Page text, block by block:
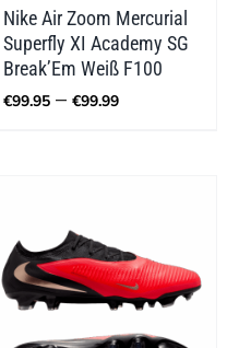
Nike Air Zoom Mercurial
Superfly XI Academy SG
Break’Em Weiß F100
€99.95 – €99.99